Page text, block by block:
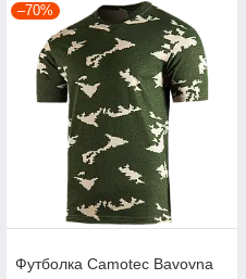
–70%
Футболка Camotec Bavovna